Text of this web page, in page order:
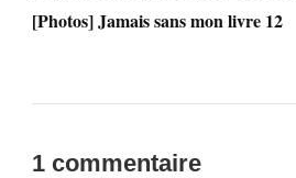
[Photos] Jamais sans mon livre 12
1 commentaire